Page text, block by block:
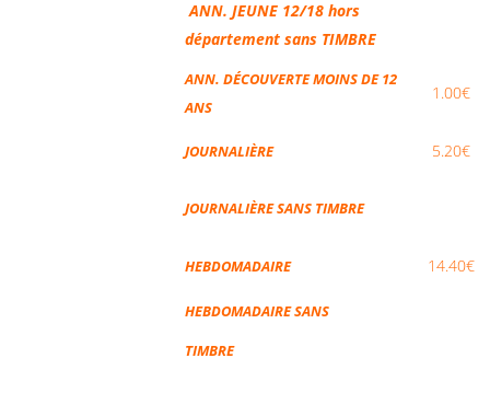
ANN. JEUNE 12/18 hors
département sans TIMBRE
ANN. DÉCOUVERTE MOINS DE 12
ANS
1.00€
JOURNALIÈRE 5.20€
JOURNALIÈRE SANS TIMBRE
HEBDOMADAIRE 14.40€
HEBDOMADAIRE SANS
TIMBRE